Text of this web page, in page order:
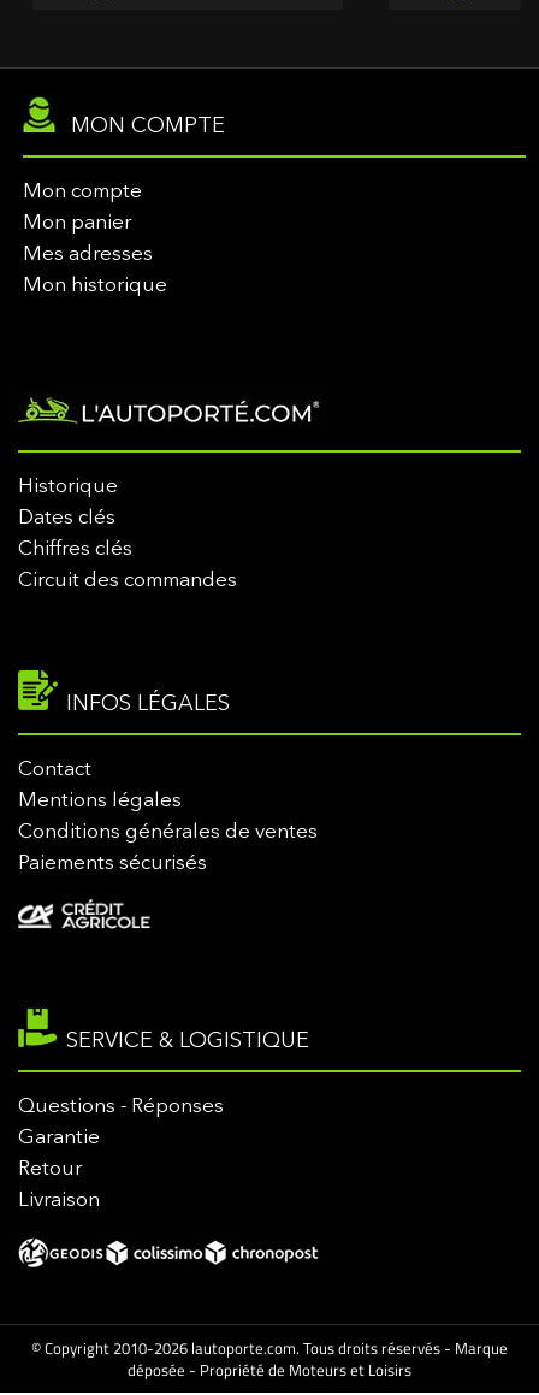
MON COMPTE
Mon compte
Mon panier
Mes adresses
Mon historique
Historique
Dates clés
Chiffres clés
Circuit des commandes
INFOS LÉGALES
Contact
Mentions légales
Conditions générales de ventes
Paiements sécurisés
SERVICE & LOGISTIQUE
Questions - Réponses
Garantie
Retour
Livraison
© Copyright 2010-2026 lautoporte.com. Tous droits réservés - Marque
déposée - Propriété de Moteurs et Loisirs